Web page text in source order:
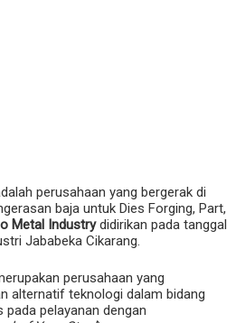
perusahaan yang bergerak di
baja untuk Dies Forging, Part,
Metal Industrydidirikan pada tanggal
Jababeka Cikarang.
perusahaan yang
alternatif teknologi dalam bidang
pelayanan dengan